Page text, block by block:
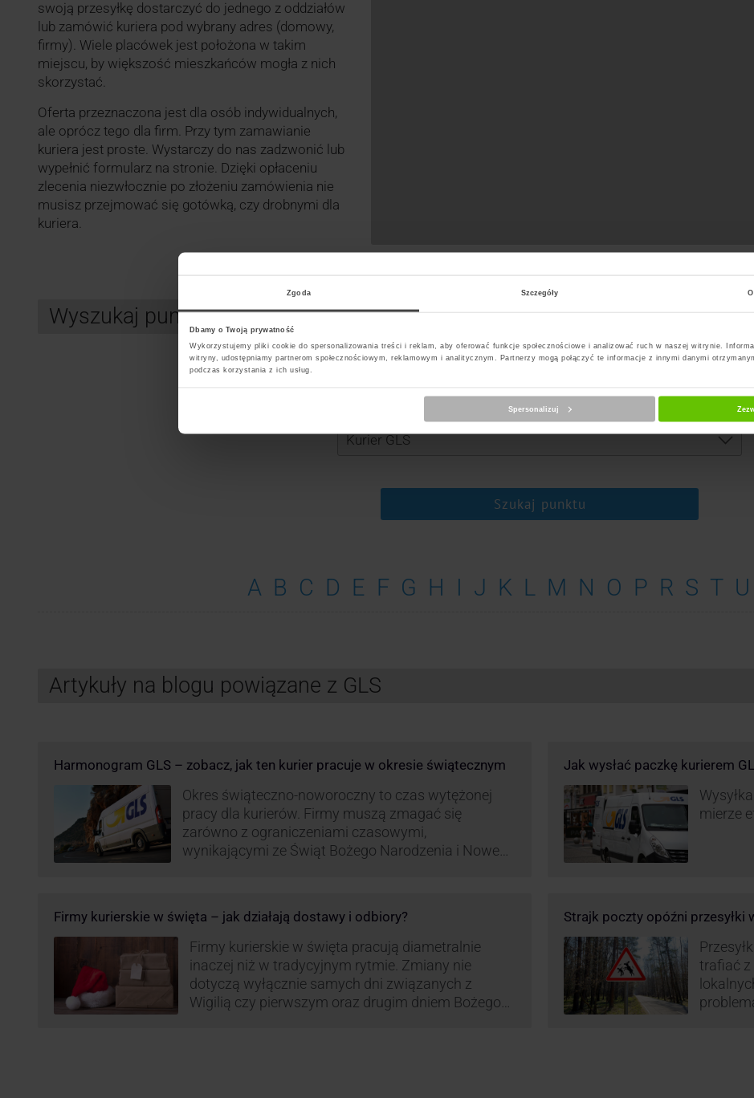
Zgoda Szczegóły
Dbamy o Twoją prywatność
Wykorzystujemy pliki cookie do spersonalizowania treści i reklam, aby oferować funkcje społecznościowe i analizować ruch w naszej witrynie.
witryny, udostępniamy partnerom społecznościowym, reklamowym i analitycznym. Partnerzy mogą połączyć te informacje z innymi danymi
podczas korzystania z ich usług.
Spersonalizuj
swoją przesyłkę dostarczyć do jednego z oddziałów
lub zamówić kuriera pod wybrany adres (domowy,
firmy). Wiele placówek jest położona w takim
miejscu, by większość mieszkańców mogła z nich
skorzystać.
Oferta przeznaczona jest dla osób indywidualnych,
ale oprócz tego dla firm. Przy tym zamawianie
kuriera jest proste. Wystarczy do nas zadzwonić lub
wypełnić formularz na stronie. Dzięki opłaceniu
zlecenia niezwłocznie po złożeniu zamówienia nie
musisz przejmować się gotówką, czy drobnymi dla
kuriera.
Wyszukaj punkt kurierski GLS
Szukaj punktu
A B C D E F G H I J K L M N O P R S T U
Artykuły na blogu powiązane z GLS
Harmonogram GLS – zobacz, jak ten kurier pracuje w okresie świątecznym
Okres świąteczno-noworoczny to czas wytężonej
pracy dla kurierów. Firmy muszą zmagać się
zarówno z ograniczeniami czasowymi,
wynikającymi ze Świąt Bożego Narodzenia i Nowego
GLS na czas świąteczny!
Jak wysłać paczkę kurierem
mierze
Firmy kurierskie w święta – jak działają dostawy i odbiory?
Firmy kurierskie w święta pracują diametralnie
inaczej niż w tradycyjnym rytmie. Zmiany nie
dotyczą wyłącznie samych dni związanych z
Wigilią czy pierwszym oraz drugim dniem Bożego
Strajk poczty opóźni przesyłki
trafiać z